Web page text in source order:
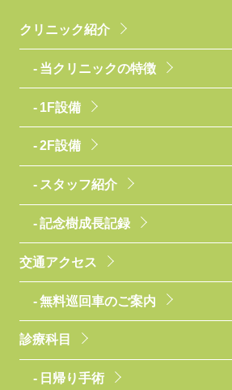
クリニック紹介
当クリニックの特徴
1F設備
2F設備
スタッフ紹介
記念樹成長記録
交通アクセス
無料巡回車のご案内
診療科目
日帰り手術